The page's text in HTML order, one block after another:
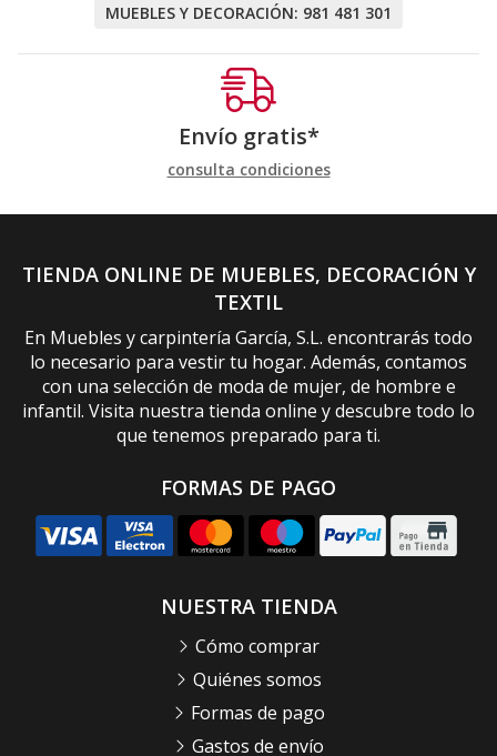
MUEBLES Y DECORACIÓN: 981 481 301
Envío gratis*
consulta condiciones
TIENDA ONLINE DE MUEBLES, DECORACIÓN Y
TEXTIL
En Muebles y carpintería García, S.L. encontrarás todo
lo necesario para vestir tu hogar. Además, contamos
con una selección de moda de mujer, de hombre e
infantil. Visita nuestra tienda online y descubre todo lo
que tenemos preparado para ti.
FORMAS DE PAGO
NUESTRA TIENDA
Cómo comprar
Quiénes somos
Formas de pago
Gastos de envío